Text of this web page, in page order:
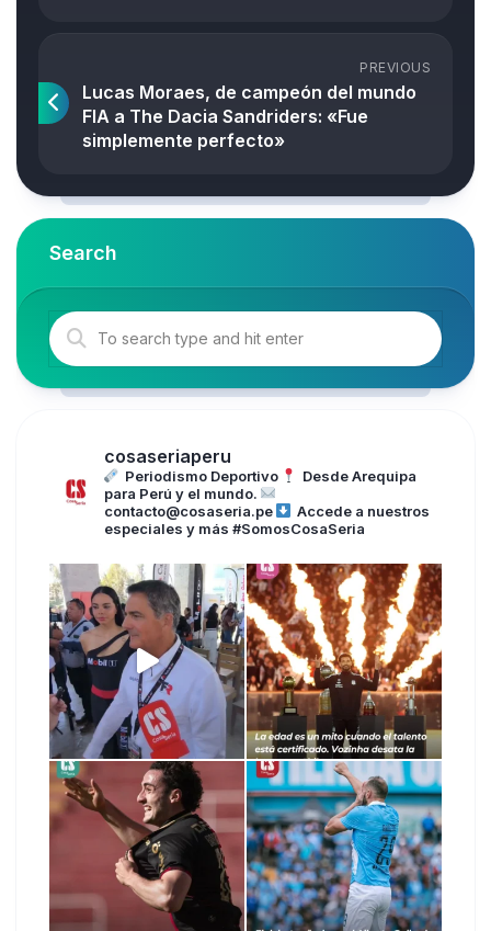
PREVIOUS
Lucas Moraes, de campeón del mundo
FIA a The Dacia Sandriders: «Fue
simplemente perfecto»
Search
cosaseriaperu
Periodismo Deportivo
Desde Arequipa
para Perú y el mundo.
contacto@cosaseria.pe
Accede a nuestros
especiales y más #SomosCosaSeria